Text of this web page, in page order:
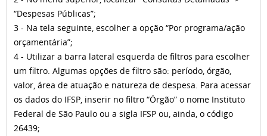
“Despesas Públicas”;
3 - Na tela seguinte, escolher a opção “Por programa/ação
orçamentária”;
4 - Utilizar a barra lateral esquerda de filtros para escolher
um filtro. Algumas opções de filtro são: período, órgão,
valor, área de atuação e natureza de despesa. Para acessar
os dados do IFSP, inserir no filtro “Órgão” o nome Instituto
Federal de São Paulo ou a sigla IFSP ou, ainda, o código
26439;